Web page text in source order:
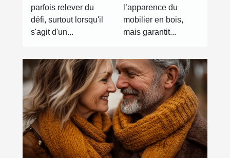
parfois relever du
défi, surtout lorsqu'il
s'agit d'un...
l’apparence du
mobilier en bois,
mais garantit...